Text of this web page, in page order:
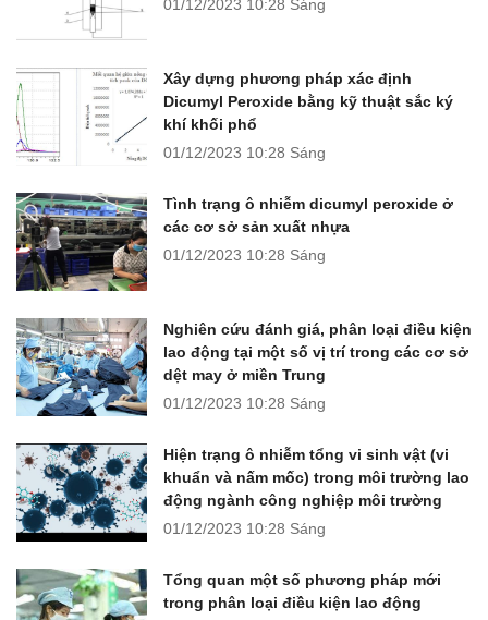
01/12/2023 10:28 Sáng
Xây dựng phương pháp xác định
Dicumyl Peroxide bằng kỹ thuật sắc ký
khí khối phổ
01/12/2023 10:28 Sáng
Tình trạng ô nhiễm dicumyl peroxide ở
các cơ sở sản xuất nhựa
01/12/2023 10:28 Sáng
Nghiên cứu đánh giá, phân loại điều kiện
lao động tại một số vị trí trong các cơ sở
dệt may ở miền Trung
01/12/2023 10:28 Sáng
Hiện trạng ô nhiễm tổng vi sinh vật (vi
khuẩn và nấm mốc) trong môi trường lao
động ngành công nghiệp môi trường
01/12/2023 10:28 Sáng
Tổng quan một số phương pháp mới
trong phân loại điều kiện lao động